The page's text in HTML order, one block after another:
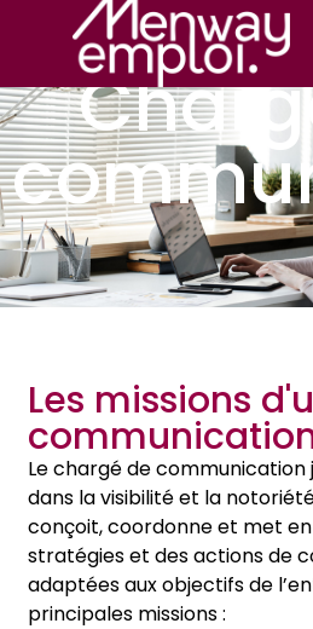
Les missions
Le chargé de communication
dans la visibilité et la
conçoit, coordonne et met
stratégies et des actions de
adaptées aux objectifs de
principales missions :